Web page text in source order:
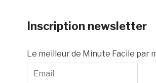
Inscription newsletter
Le meilleur de Minute Facile par